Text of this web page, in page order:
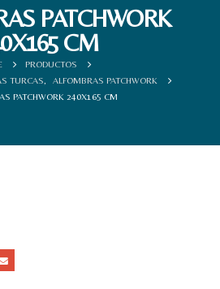
PATCHWORK
CM
PRODUCTOS
TURCAS
ALFOMBRAS PATCHWORK
PATCHWORK 240X165 CM